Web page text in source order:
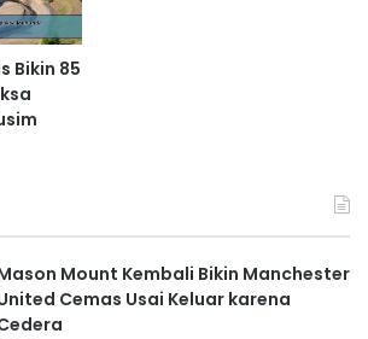
Bikin 85
Mount Kembali Bikin Manchester
Cemas Usai Keluar karena